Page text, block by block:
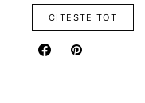
CITESTE TOT